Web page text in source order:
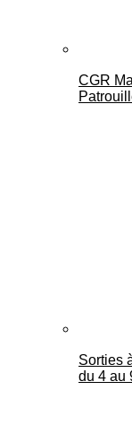
CGR
Sorties
du 4 au